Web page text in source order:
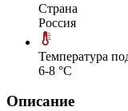
Страна
Россия
Температура
6-8 °С
Описание